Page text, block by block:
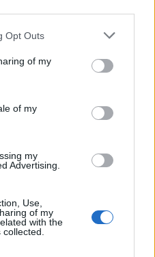
Opt Outs
of my
of my
my
Advertising.
Use,
of my
with the
Tři lvice v zoologické zahradě v
horka. Japonsko se toto léto
potýká s vlnami extrémních
přísný zákon na ochranu
Ghanský parlament schválil
zákon, podle kterého místním
farmářům hrozí až 20 let